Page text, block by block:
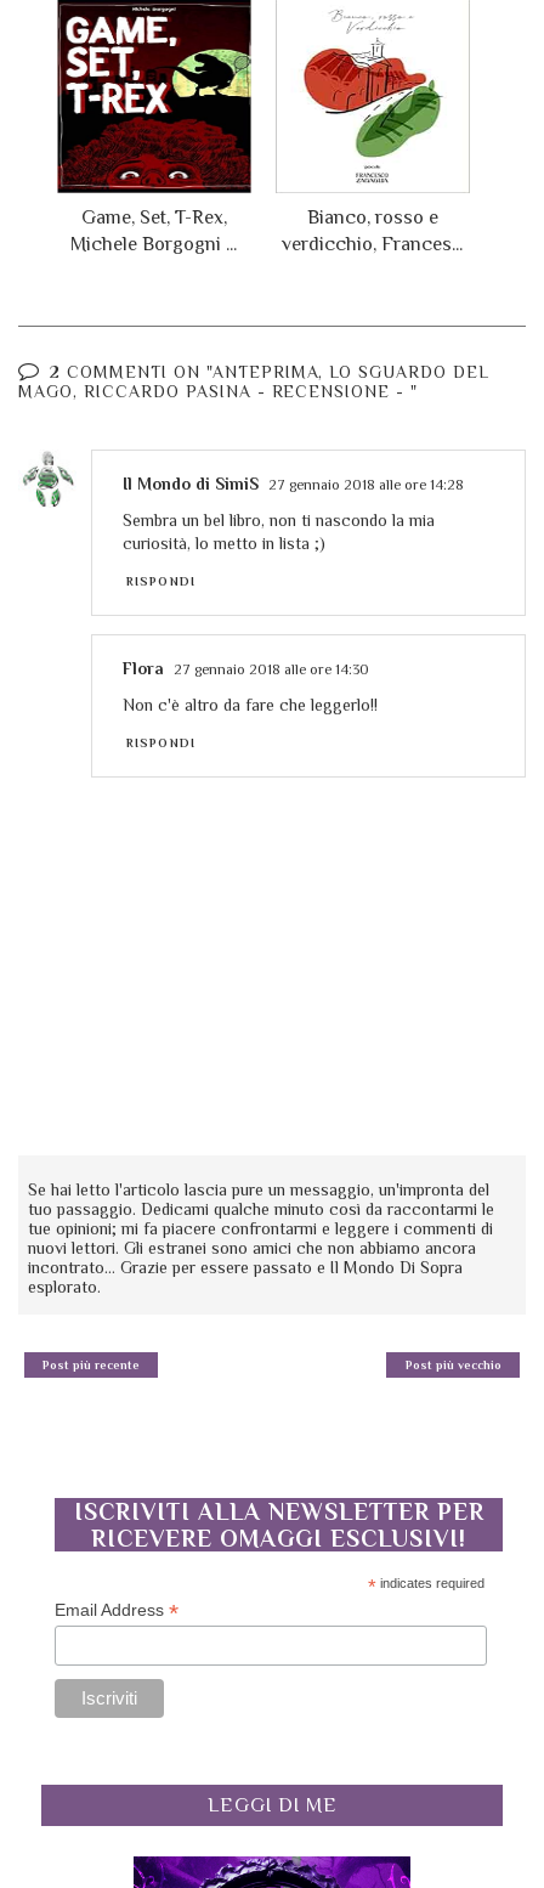
Game, Set, T-Rex,
Michele Borgogni ...
Bianco, rosso e
verdicchio, Frances...
2 COMMENTI ON "ANTEPRIMA, LO SGUARDO DEL
MAGO, RICCARDO PASINA - RECENSIONE - "
Il Mondo di SimiS 27 gennaio 2018 alle ore 14:28
Sembra un bel libro, non ti nascondo la mia
curiosità, lo metto in lista ;)
RISPONDI
Flora 27 gennaio 2018 alle ore 14:30
Non c'è altro da fare che leggerlo!!
RISPONDI
Se hai letto l'articolo lascia pure un messaggio, un'impronta del
tuo passaggio. Dedicami qualche minuto così da raccontarmi le
tue opinioni; mi fa piacere confrontarmi e leggere i commenti di
nuovi lettori. Gli estranei sono amici che non abbiamo ancora
incontrato... Grazie per essere passato e Il Mondo Di Sopra
esplorato.
Post più recente Post più vecchio
ISCRIVITI ALLA NEWSLETTER PER
RICEVERE OMAGGI ESCLUSIVI!
* indicates required
Email Address*
LEGGI DI ME